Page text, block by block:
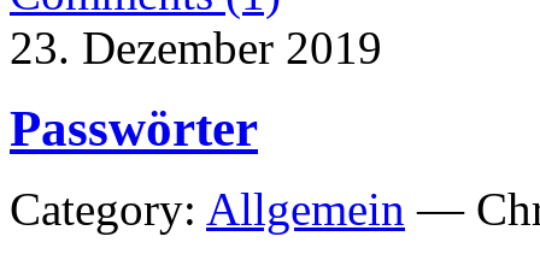
23. Dezember 2019
Passwörter
Category: Allgemein —